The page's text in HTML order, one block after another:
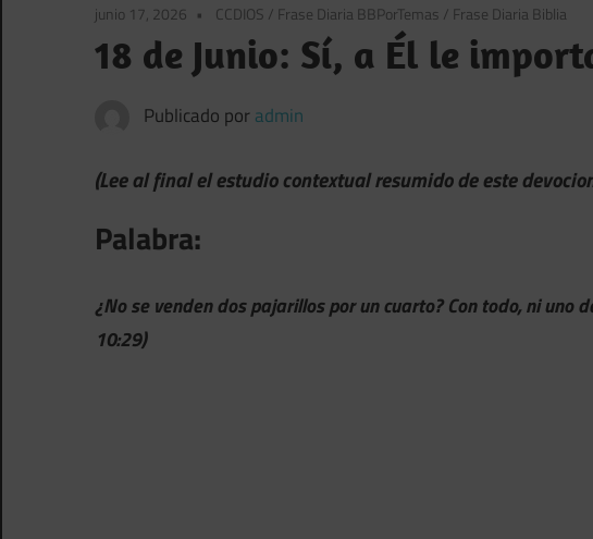
junio 17, 2026 CCDIOS / Frase Diaria BBPorTemas / Frase Diaria Biblia
18 de Junio: Sí, a Él le
Publicado por admin
(Lee al final el estudio contextual resumido de este
Palabra:
¿No se venden dos pajarillos por un cuarto? Con todo, ni uno
10:29)